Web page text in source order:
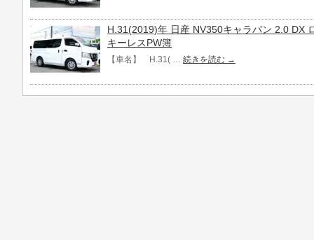
H.31(2019)年 日産 NV350キャラバン 2.0 DX
キーレスPW簿
【車名】 H.31( … 続きを読む →